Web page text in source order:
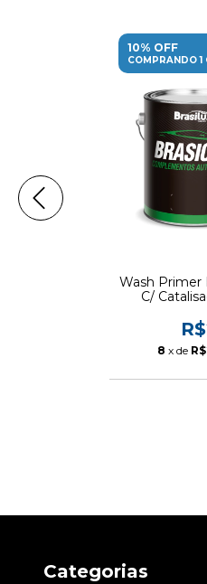
10% OFF
COMPRANDO 1
Wash Primer
C/
8 x de
Categorias